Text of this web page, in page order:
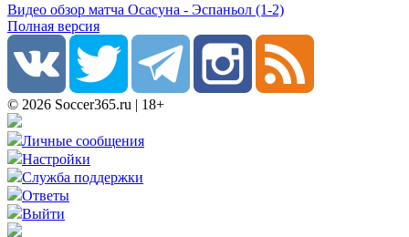
Видео обзор матча Осасуна - Эспаньол (1-2)
Полная версия
© 2026 Soccer365.ru | 18+
Личные сообщения
Настройки
Служба поддержки
Ответы
Выйти